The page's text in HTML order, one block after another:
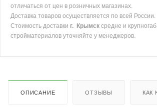
отличаться от цен в розничных магазинах.
Доставка товаров осуществляется по всей России.
Стоимость доставки г. Крымск средне и
стройматериалов уточняйте у менеджеров.
ОПИСАНИЕ ОТЗЫВЫ КАК